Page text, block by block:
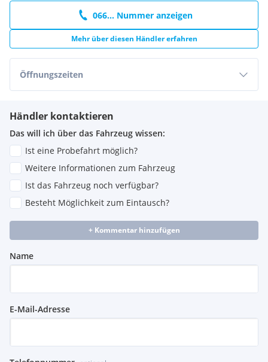
066... Nummer anzeigen
Mehr über diesen Händler erfahren
Öffnungszeiten
Händler kontaktieren
Das will ich über das Fahrzeug wissen:
Ist eine Probefahrt möglich?
Weitere Informationen zum Fahrzeug
Ist das Fahrzeug noch verfügbar?
Besteht Möglichkeit zum Eintausch?
+ Kommentar hinzufügen
Name
E-Mail-Adresse